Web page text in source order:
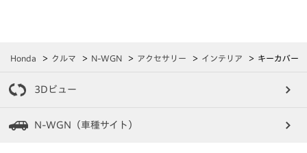
Honda クルマ N-WGN アクセサリー インテリア キーカバー
3Dビュー
N-WGN（車種サイト）